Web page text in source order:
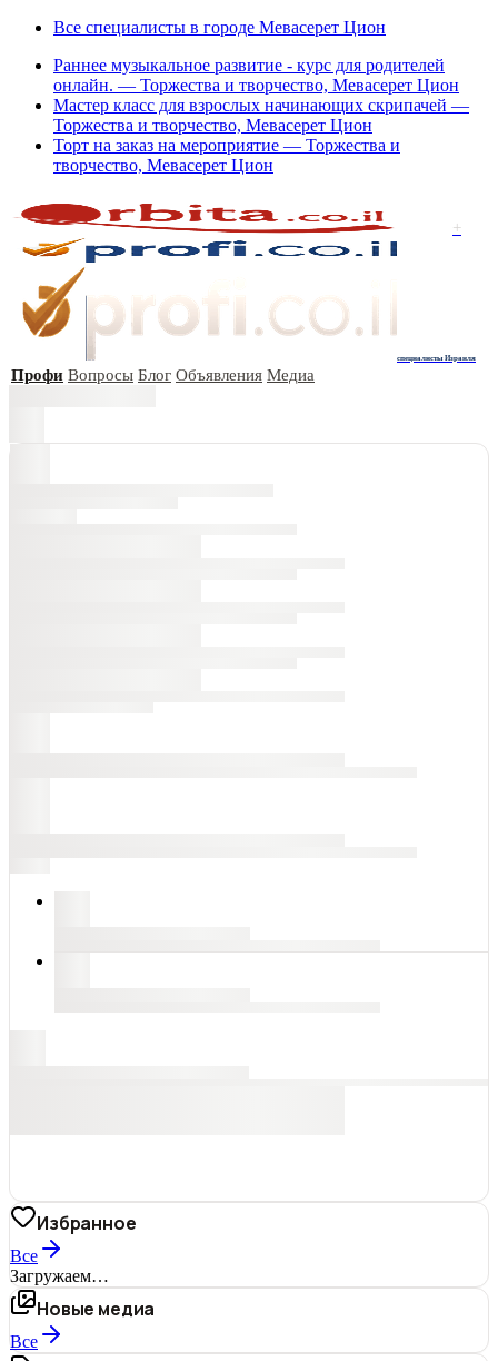
Все специалисты в городе Мевасерет Цион
Раннее музыкальное развитие - курс для родителей
онлайн. — Торжества и творчество, Мевасерет Цион
Мастер класс для взрослых начинающих скрипачей —
Торжества и творчество, Мевасерет Цион
Торт на заказ на мероприятие — Торжества и
творчество, Мевасерет Цион
+
специалисты Израиля
Профи Вопросы Блог Объявления Медиа
Избранное
Все
Загружаем…
Новые медиа
Все